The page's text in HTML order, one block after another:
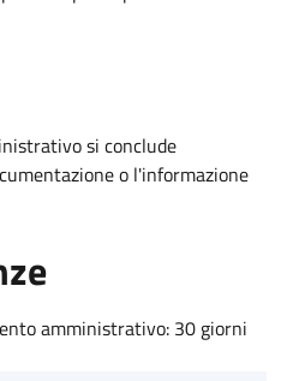
si conclude
o l'informazione
amministrativo: 30 giorni